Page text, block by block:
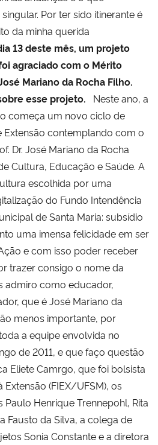
Por ter sido itinerante é
da minha querida
13 deste mês, um projeto
agraciado com o Mérito
Mariano da Rocha Filho.
esse projeto. Neste ano, a
começa um novo ciclo de
Extensão contemplando com o
Dr. José Mariano da Rocha
Cultura, Educação e Saúde. A
escolhida por uma
do Fundo Intendência
de Santa Maria: subsídio
uma imensa felicidade em ser
e com isso poder receber
trazer consigo o nome da
admiro como educador,
que é José Mariano da
menos importante, por
a equipe envolvida no
de 2011, e que faço questão
Eliete Camrgo, que foi bolsista
(FIEX/UFSM), os
Henrique Trennepohl, Rita
Fausto da Silva, a colega de
Sonia Constante e a diretora